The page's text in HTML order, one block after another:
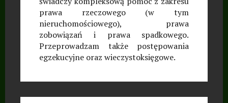
prawa rzeczowego (w tym
nieruchomościowego), prawa
zobowiązań i prawa spadkowego.
Przeprowadzam także postępowania
egzekucyjne oraz wieczystoksięgowe.